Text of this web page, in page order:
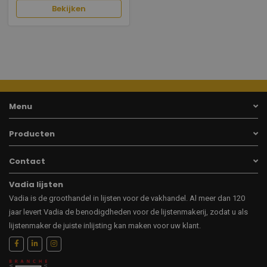
Bekijken
Menu
Producten
Contact
Vadia lijsten
Vadia is de groothandel in lijsten voor de vakhandel. Al meer dan 120
jaar levert Vadia de benodigdheden voor de lijstenmakerij, zodat u als
lijstenmaker de juiste inlijsting kan maken voor uw klant.